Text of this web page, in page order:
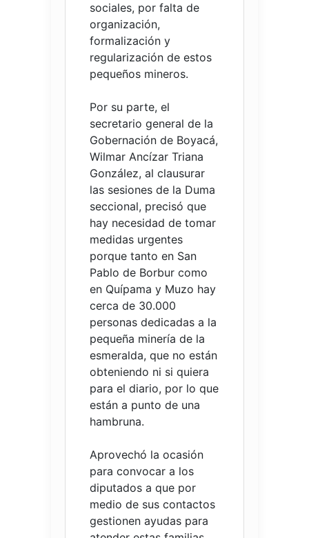
sociales, por falta de
organización,
formalización y
regularización de estos
pequeños mineros.
Por su parte, el
secretario general de la
Gobernación de Boyacá,
Wilmar Ancízar Triana
González, al clausurar
las sesiones de la Duma
seccional, precisó que
hay necesidad de tomar
medidas urgentes
porque tanto en San
Pablo de Borbur como
en Quípama y Muzo hay
cerca de 30.000
personas dedicadas a la
pequeña minería de la
esmeralda, que no están
obteniendo ni si quiera
para el diario, por lo que
están a punto de una
hambruna.
Aprovechó la ocasión
para convocar a los
diputados a que por
medio de sus contactos
gestionen ayudas para